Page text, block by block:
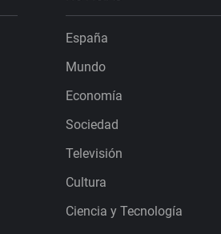
España
Mundo
Economía
Sociedad
Televisión
Cultura
Ciencia y Tecnología